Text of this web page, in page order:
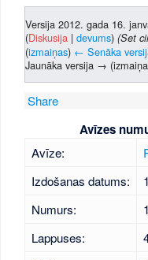
Versija 2012. gada 16.
(Diskusija |devums) (Set
(izmaiņas) ← Senāka
Jaunāka versija →
Share
Avīzes
Avīze:
Izdošanas datums:
Numurs:
Lappuses: